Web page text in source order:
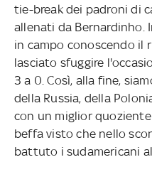
tie-break dei padroni di
allenati da Bernardinho.
in campo conoscendo il
lasciato sfuggire
3 a 0. Così, alla fine,
della Russia, della
con un miglior
beffa visto che nello
battuto i sudamericani